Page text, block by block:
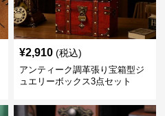
¥2,910 (税込)
アンティーク調革張り宝箱型ジ
ュエリーボックス3点セット